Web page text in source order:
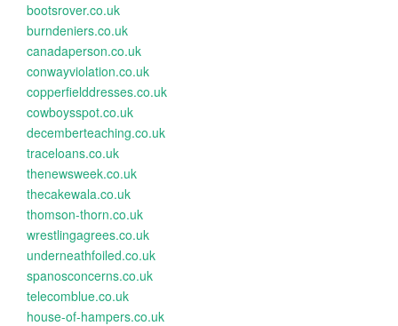
bootsrover.co.uk
burndeniers.co.uk
canadaperson.co.uk
conwayviolation.co.uk
copperfielddresses.co.uk
cowboysspot.co.uk
decemberteaching.co.uk
traceloans.co.uk
thenewsweek.co.uk
thecakewala.co.uk
thomson-thorn.co.uk
wrestlingagrees.co.uk
underneathfoiled.co.uk
spanosconcerns.co.uk
telecomblue.co.uk
house-of-hampers.co.uk